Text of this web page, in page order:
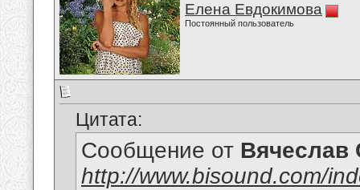
Елена Евдокимова
Постоянный пользователь
Цитата:
Сообщение от Вячеслав
http://www.bisound.com/